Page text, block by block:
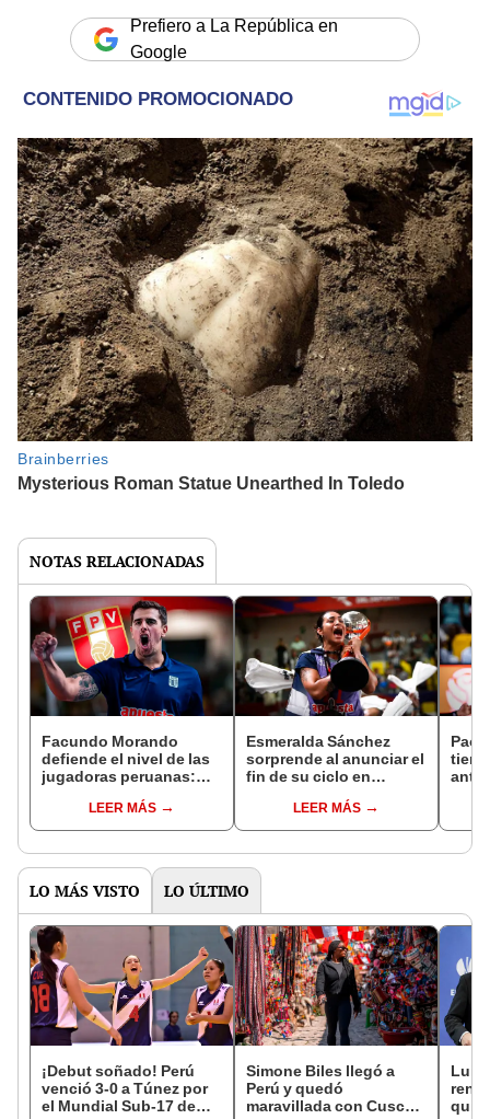
Prefiero a La República en
Google
NOTAS RELACIONADAS
Facundo Morando
defiende el nivel de las
jugadoras peruanas:
dicen que no entrenan o
no son disciplinadas"
LEER MÁS
Esmeralda Sánchez
sorprende al anunciar el
fin de su ciclo en
mi última temporada"
LEER MÁS
tiene
ante
LO MÁS VISTO LO ÚLTIMO
¡Debut soñado! Perú
venció 3-0 a Túnez por
el Mundial Sub-17 de
Simone Biles llegó a
Perú y quedó
maravillada con Cusco:
Luis